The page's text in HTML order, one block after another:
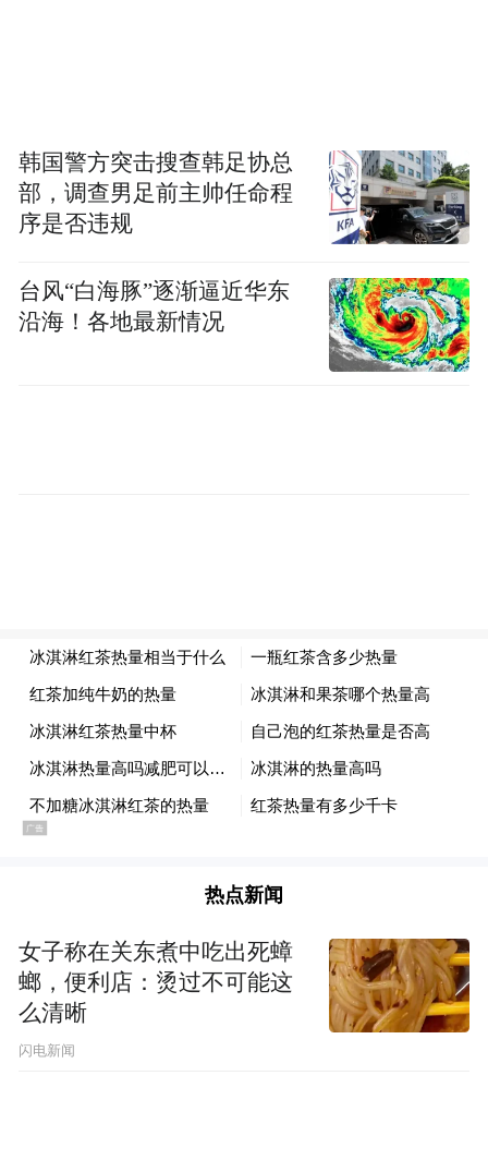
期逐步迈入规模化发展阶段，将为国产存储
替代进程提供更坚实的资本支撑。
Notice: The content above (including the videos,
pictures and audios if any) is uploaded and posted
by the user of Dafeng Hao, which is a social media
platform and merely provides information storage
space services.”
韩国警方突击搜查韩足协总
部，调查男足前主帅任命程
序是否违规
台风“白海豚”逐渐逼近华东
沿海！各地最新情况
热点新闻
女子称在关东煮中吃出死蟑
螂，便利店：烫过不可能这
么清晰
闪电新闻